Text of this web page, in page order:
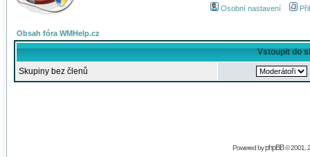
Osobní nastavení
Obsah fóra WMHelp.cz
Vstoupit do
Skupiny bez členů
Powered byphpBB© 2001,